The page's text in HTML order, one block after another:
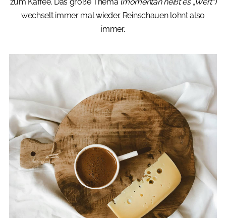
wechselt immer mal wieder. Reinschauen lohnt also
immer.